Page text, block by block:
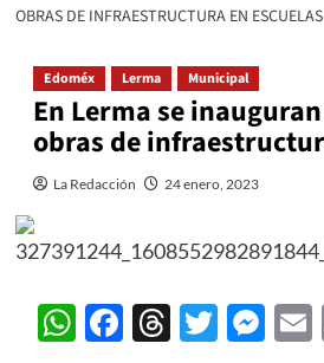
OBRAS DE INFRAESTRUCTURA EN ESCUELAS
Edoméx Lerma Municipal
En Lerma se
obras de
La Redacción 24 enero, 2023
WhatsApp
Facebook
Threads